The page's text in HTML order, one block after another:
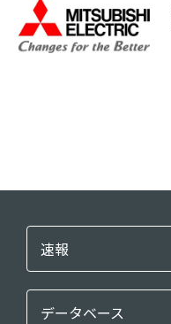
速報
データベース